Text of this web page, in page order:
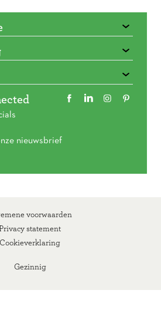
nieuwsbrief
Gezinnig
voorwaarden
statement
Cookieverklaring